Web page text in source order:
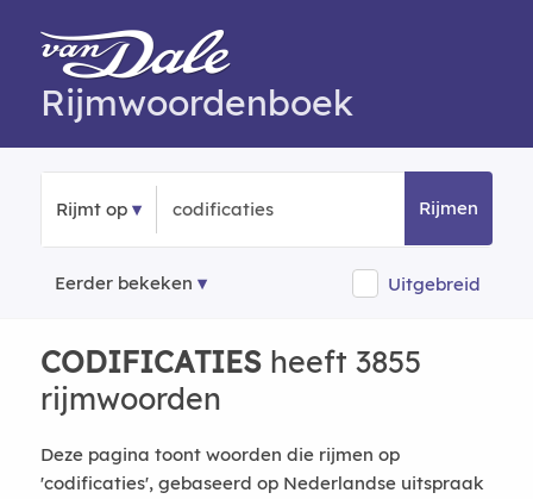
Rijmwoordenboek
Rijmt op Rijmen
Eerder bekeken Uitgebreid
CODIFICATIESheeft 3855
rijmwoorden
Deze pagina toont woorden die rijmen op
'codificaties', gebaseerd op Nederlandse uitspraak